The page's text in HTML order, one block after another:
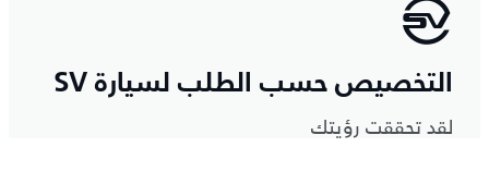
التخصيص حسب الطلب لسيارة SV
لقد تحققت رؤيتك